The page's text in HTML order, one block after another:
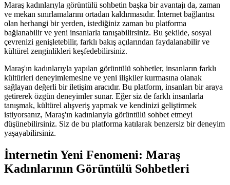
Maraş kadınlarıyla görüntülü sohbetin başka bir avantajı da, zaman
ve mekan sınırlamalarını ortadan kaldırmasıdır. İnternet bağlantısı
olan herhangi bir yerden, istediğiniz zaman bu platforma
bağlanabilir ve yeni insanlarla tanışabilirsiniz. Bu şekilde, sosyal
çevrenizi genişletebilir, farklı bakış açılarından faydalanabilir ve
kültürel zenginlikleri keşfedebilirsiniz.
Maraş'ın kadınlarıyla yapılan görüntülü sohbetler, insanların farklı
kültürleri deneyimlemesine ve yeni ilişkiler kurmasına olanak
sağlayan değerli bir iletişim aracıdır. Bu platform, insanları bir araya
getirerek özgün deneyimler sunar. Eğer siz de farklı insanlarla
tanışmak, kültürel alışveriş yapmak ve kendinizi geliştirmek
istiyorsanız, Maraş'ın kadınlarıyla görüntülü sohbet etmeyi
düşünebilirsiniz. Siz de bu platforma katılarak benzersiz bir deneyim
yaşayabilirsiniz.
İnternetin Yeni Fenomeni: Maraş
Kadınlarının Görüntülü Sohbetleri